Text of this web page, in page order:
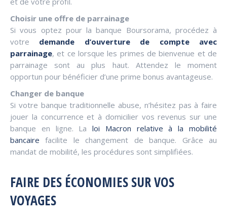
Choisir une offre de parrainage
Si vous optez pour la banque Boursorama, procédez à
votre demande d’ouverture de compte avec
parrainage, et ce lorsque les primes de bienvenue et de
parrainage sont au plus haut. Attendez le moment
opportun pour bénéficier d’une prime bonus avantageuse.
Changer de banque
Si votre banque traditionnelle abuse, n’hésitez pas à faire
jouer la concurrence et à domicilier vos revenus sur une
banque en ligne. Laloi Macron relative à la mobilité
bancaire facilite le changement de banque. Grâce au
mandat de mobilité, les procédures sont simplifiées.
FAIRE DES ÉCONOMIES SUR VOS
VOYAGES